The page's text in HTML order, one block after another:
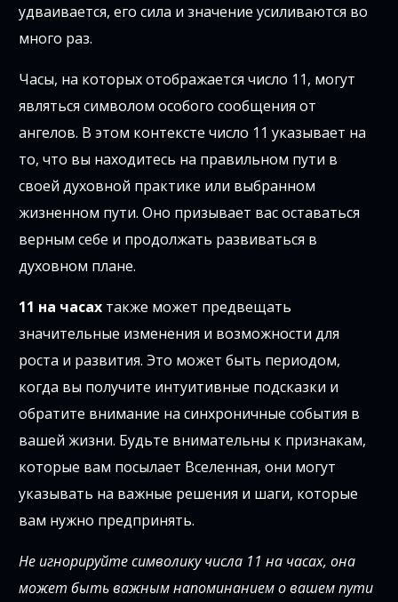
удваивается, его сила и значение усиливаются во
много раз.
Часы, на которых отображается число 11, могут
являться символом особого сообщения от
ангелов. В этом контексте число 11 указывает на
то, что вы находитесь на правильном пути в
своей духовной практике или выбранном
жизненном пути. Оно призывает вас оставаться
верным себе и продолжать развиваться в
духовном плане.
11 на часах также может предвещать
значительные изменения и возможности для
роста и развития. Это может быть периодом,
когда вы получите интуитивные подсказки и
обратите внимание на синхроничные события в
вашей жизни. Будьте внимательны к признакам,
которые вам посылает Вселенная, они могут
указывать на важные решения и шаги, которые
вам нужно предпринять.
Не игнорируйте символику числа 11 на часах, она
может быть важным напоминанием о вашем пути